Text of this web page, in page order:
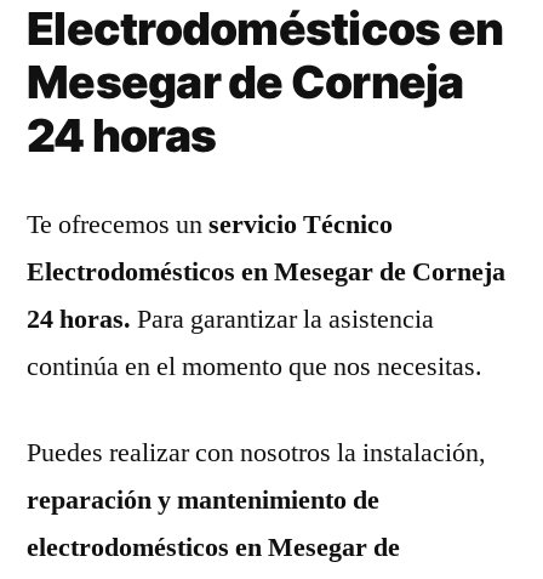
Electrodomésticos en
Mesegar de Corneja
24 horas
Te ofrecemos unservicio Técnico
Electrodomésticos en Mesegar de Corneja
24 horas. Para garantizar la asistencia
continúa en el momento que nos necesitas.
Puedes realizar con nosotros la instalación,
reparación y mantenimiento de
electrodomésticos en Mesegar de